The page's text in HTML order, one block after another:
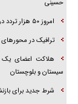
حسینی
امروز ۵۰ هزار تردد در مرز مهران ثبت شد
ترافیک در
هلاکت اعضای یک
سیستان و بلوچستان
شرط جدید برای